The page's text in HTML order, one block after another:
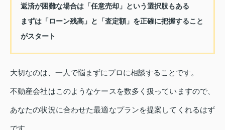
返済が困難な場合は「任意売却」という選択肢もある
まずは「ローン残高」と「査定額」を正確に把握すること
がスタート
大切なのは、一人で悩まずにプロに相談することです。
不動産会社はこのようなケースを数多く扱っていますので、
あなたの状況に合わせた最適なプランを提案してくれるはず
です。